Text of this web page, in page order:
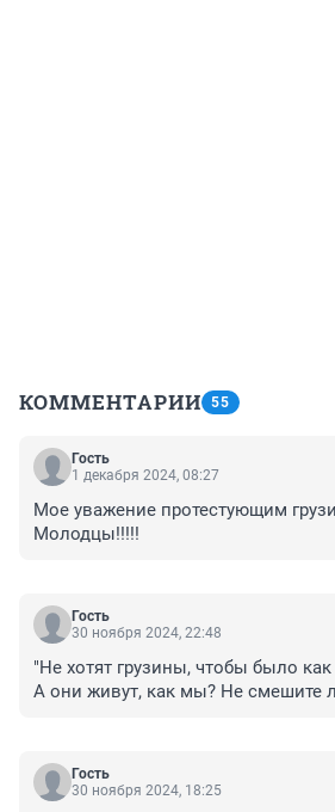
КОММЕНТАРИИ 55
Гость
1 декабря 2024, 08:27
Мое уважение протестующим
Молодцы!!!!!
Гость
30 ноября 2024, 22:48
"Не хотят грузины, чтобы было как
А они живут, как мы? Не смешите
Гость
30 ноября 2024, 18:25